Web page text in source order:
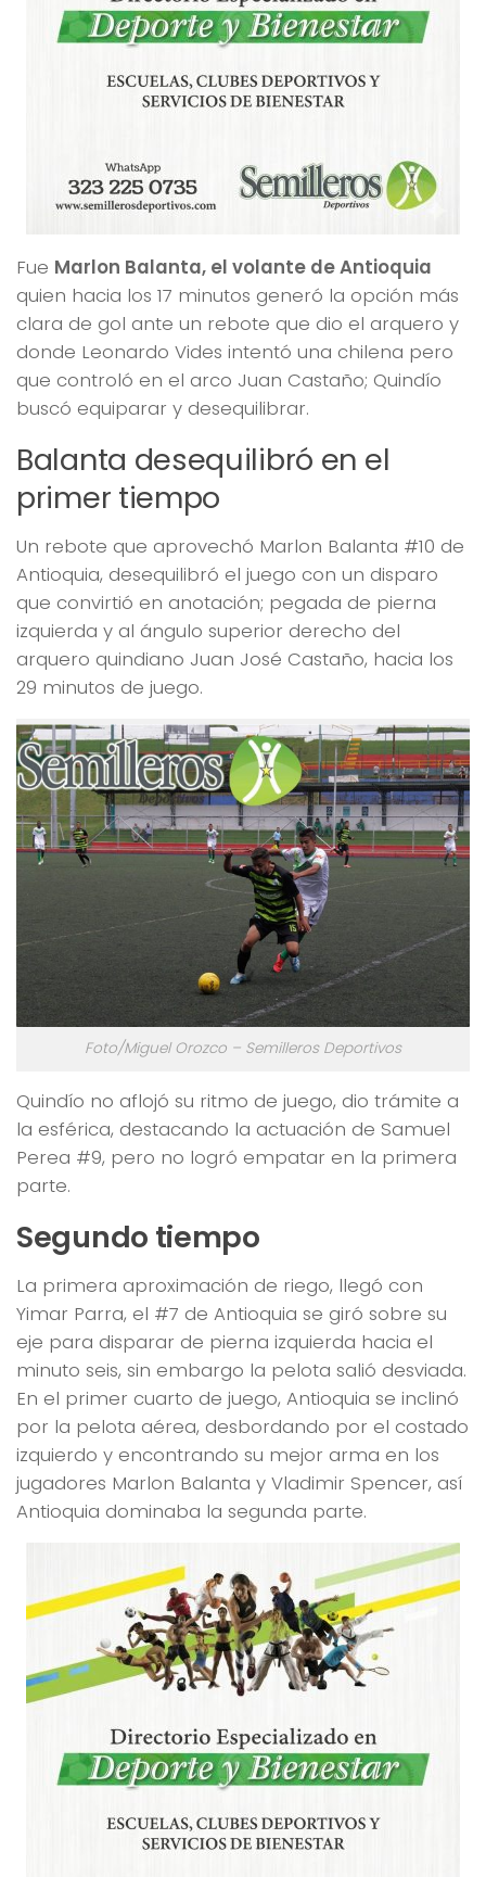
Fue Marlon Balanta, el volante de Antioquia
quien hacia los 17 minutos generó la opción más
clara de gol ante un rebote que dio el arquero y
donde Leonardo Vides intentó una chilena pero
que controló en el arco Juan Castaño; Quindío
buscó equiparar y desequilibrar.
Balanta desequilibró en el
primer tiempo
Un rebote que aprovechó Marlon Balanta #10 de
Antioquia, desequilibró el juego con un disparo
que convirtió en anotación; pegada de pierna
izquierda y al ángulo superior derecho del
arquero quindiano Juan José Castaño, hacia los
29 minutos de juego.
Foto/Miguel Orozco – Semilleros Deportivos
Quindío no aflojó su ritmo de juego, dio trámite a
la esférica, destacando la actuación de Samuel
Perea #9, pero no logró empatar en la primera
parte.
Segundo tiempo
La primera aproximación de riego, llegó con
Yimar Parra, el #7 de Antioquia se giró sobre su
eje para disparar de pierna izquierda hacia el
minuto seis, sin embargo la pelota salió desviada.
En el primer cuarto de juego, Antioquia se inclinó
por la pelota aérea, desbordando por el costado
izquierdo y encontrando su mejor arma en los
jugadores Marlon Balanta y Vladimir Spencer, así
Antioquia dominaba la segunda parte.